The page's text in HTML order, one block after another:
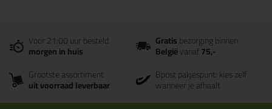
Voor 21:00 uur besteld
morgen in huis
Gratisbezorging binnen
Belgiëvanaf75,-
Grootste assortiment
uit voorraad leverbaar
Bpost pakjespunt: kies zelf
wanneer je afhaalt